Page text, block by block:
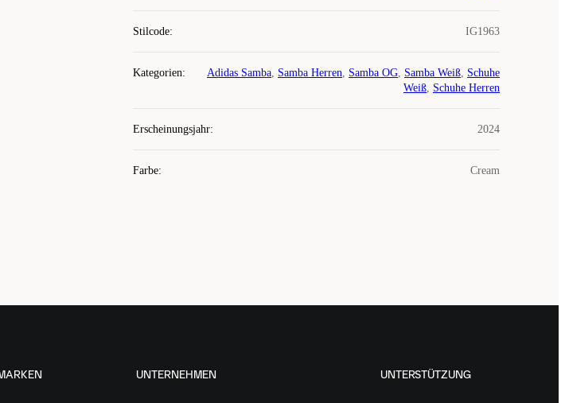
Stilcode: IG1963
Kategorien: Adidas Samba, Samba Herren, Samba OG, Samba Weiß, Schuhe
Weiß, Schuhe Herren
Erscheinungsjahr: 2024
Farbe: Cream
UNTERNEHMEN UNTERSTÜTZUNG